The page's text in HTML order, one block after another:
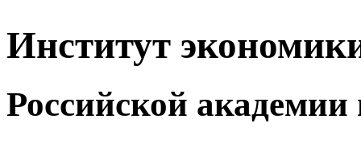
Институт
Российской академии